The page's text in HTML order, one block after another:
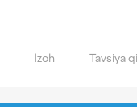
Izoh Tavsiya